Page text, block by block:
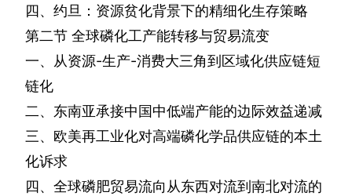
四、约旦：资源贫化背景下的精细化生存策略
第二节 全球磷化工产能转移与贸易流变
一、从资源-生产-消费大三角到区域化供应链短
链化
二、东南亚承接中国中低端产能的边际效益递减
三、欧美再工业化对高端磷化学品供应链的本土
化诉求
四、全球磷肥贸易流向从东西对流到南北对流的